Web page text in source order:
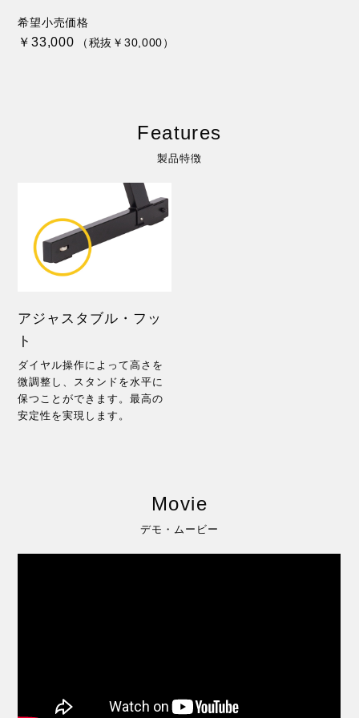
希望小売価格
￥33,000 （税抜￥30,000）
Features
製品特徴
アジャスタブル・フッ
ト
ダイヤル操作によって高さを
微調整し、スタンドを水平に
保つことができます。最高の
安定性を実現します。
Movie
デモ・ムービー